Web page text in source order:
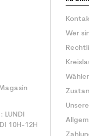
LUNDI
10H-12H
Wer